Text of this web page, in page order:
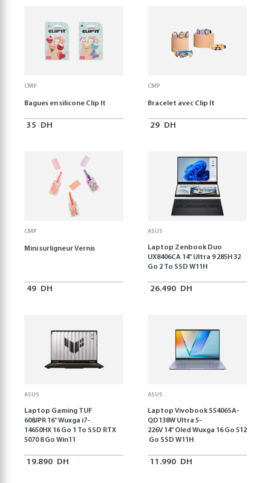
CMP
Bagues en silicone Clip It
35 DH
CMP
Bracelet avec Clip It
29 DH
CMP
Mini surligneur Vernis
49 DH
ASUS
Laptop Zenbook Duo
UX8406CA 14'' Ultra 9 285H 32
Go 2 To SSD W11H
26.490 DH
ASUS
Laptop Gaming TUF
608JPR 16'' Wuxga i7-
14650HX 16 Go 1 To SSD RTX
5070 8 Go Win11
19.890 DH
ASUS
Laptop Vivobook S5406SA-
QD138W Ultra 5-
226V 14" Oled Wuxga 16 Go 512
Go SSD W11H
11.990 DH